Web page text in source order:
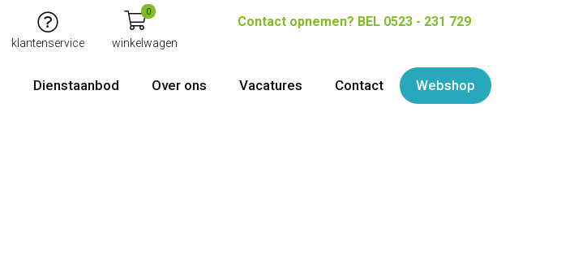
klantenservice
0
winkelwagen
Contact opnemen? BEL 0523 - 231 729
Dienstaanbod Over ons Vacatures Contact Webshop